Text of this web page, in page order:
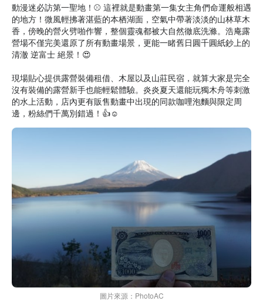
動漫迷必訪第一聖地！⚾ 這裡就是動畫第一集女主角們命運般相遇
的地方！微風輕拂著湛藍的本栖湖面，空氣中帶著淡淡的山林草木
香，傍晚的營火劈啪作響，整個靈魂都被大自然徹底洗滌。浩庵露
營場不僅完美還原了所有動畫場景，更能一睹舊日圓千圓紙鈔上的
清澈 逆富士 絕景！😍
現場貼心提供露營裝備租借、木屋以及山莊民宿，就算大家是完全
沒有裝備的露營新手也能輕鬆體驗。炎炎夏天還能玩獨木舟等刺激
的水上活動，店內更有販售動畫中出現的同款咖哩泡麵與限定周
邊，粉絲們千萬別錯過！👍☺️
圖片來源：PhotoAC